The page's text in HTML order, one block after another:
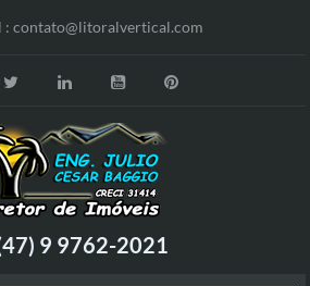
: contato@litoralvertical.com
9 9762-2021